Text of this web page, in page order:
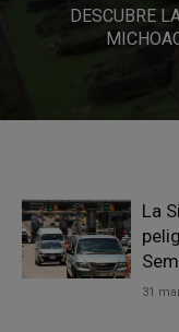
DESCUBRE
La
31